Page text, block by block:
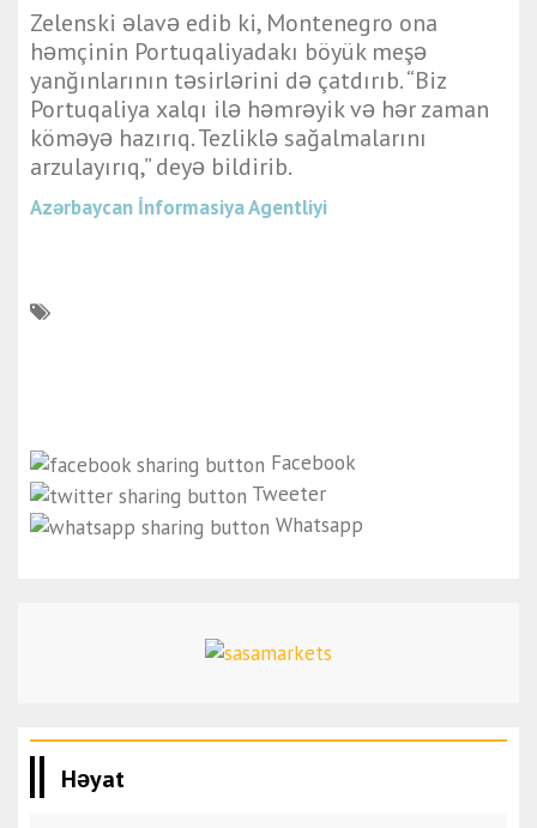
Zelenski əlavə edib ki, Montenegro ona
həmçinin Portuqaliyadakı böyük meşə
yanğınlarının təsirlərini də çatdırıb. “Biz
Portuqaliya xalqı ilə həmrəyik və hər zaman
köməyə hazırıq. Tezliklə sağalmalarını
arzulayırıq,” deyə bildirib.
Azərbaycan İnformasiya Agentliyi
Facebook
Tweeter
Whatsapp
Həyat